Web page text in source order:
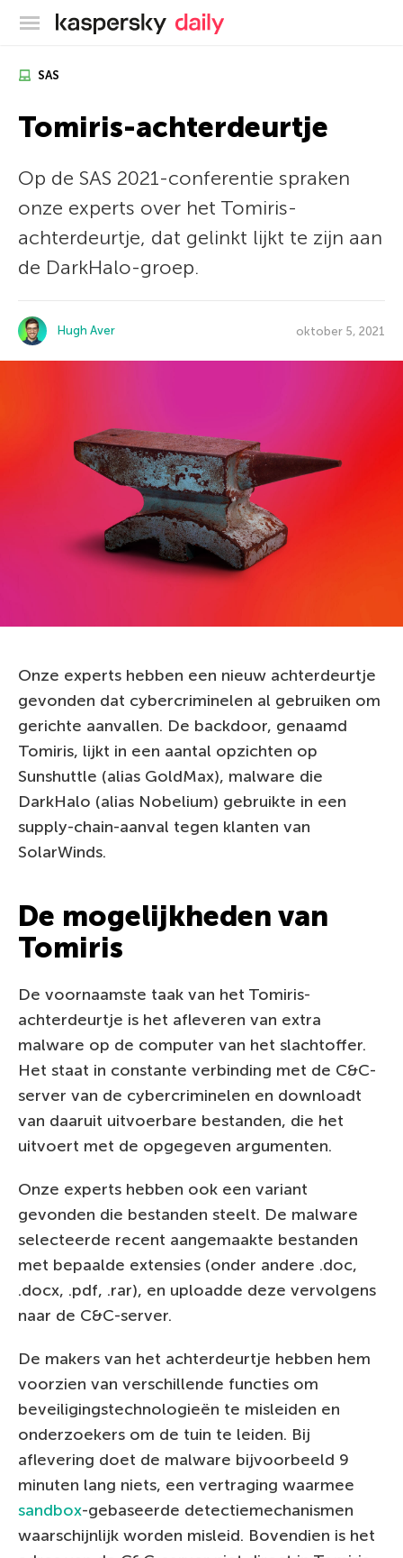
Kaspersky official blog
SAS
Tomiris-achterdeurtje
Op de SAS 2021-conferentie spraken
onze experts over het Tomiris-
achterdeurtje, dat gelinkt lijkt te zijn aan
de DarkHalo-groep.
Hugh Aver oktober 5, 2021
Onze experts hebben een nieuw achterdeurtje
gevonden dat cybercriminelen al gebruiken om
gerichte aanvallen. De backdoor, genaamd
Tomiris, lijkt in een aantal opzichten op
Sunshuttle (alias GoldMax), malware die
DarkHalo (alias Nobelium) gebruikte in een
supply-chain-aanval tegen klanten van
SolarWinds.
De mogelijkheden van
Tomiris
De voornaamste taak van het Tomiris-
achterdeurtje is het afleveren van extra
malware op de computer van het slachtoffer.
Het staat in constante verbinding met de C&C-
server van de cybercriminelen en downloadt
van daaruit uitvoerbare bestanden, die het
uitvoert met de opgegeven argumenten.
Onze experts hebben ook een variant
gevonden die bestanden steelt. De malware
selecteerde recent aangemaakte bestanden
met bepaalde extensies (onder andere .doc,
.docx, .pdf, .rar), en uploadde deze vervolgens
naar de C&C-server.
De makers van het achterdeurtje hebben hem
voorzien van verschillende functies om
beveiligingstechnologieën te misleiden en
onderzoekers om de tuin te leiden. Bij
aflevering doet de malware bijvoorbeeld 9
minuten lang niets, een vertraging waarmee
sandbox-gebaseerde detectiemechanismen
waarschijnlijk worden misleid. Bovendien is het